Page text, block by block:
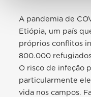
A pandemia de
Etiópia, um país
próprios conflitos
800.000
O risco de infeção
particularmente
vida nos campos.